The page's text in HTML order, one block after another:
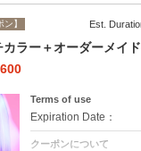
】 Est.
ラー＋オーダーメイ
Terms of use
Expiration Date：
クーポンについて